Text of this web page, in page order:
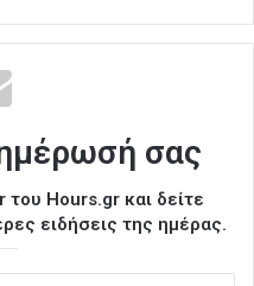
σας
Hours.gr και δείτε
ειδήσεις της ημέρας.